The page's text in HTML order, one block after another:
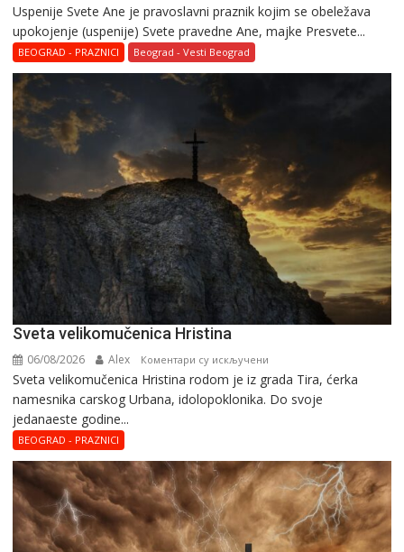
Uspenije Svete Ane je pravoslavni praznik kojim se obeležava
upokojenje (uspenije) Svete pravedne Ane, majke Presvete...
BEOGRAD - PRAZNICI Beograd - Vesti Beograd
Svеta vеlikоmučеnica Hristina
06/08/2026 Alex Коментари су искључени
Svеta
vеlikоmučеnica
Svеta vеlikоmučеnica Hristina rodom je iz grada Tira, ćerka
namesnika carskog Urbana, idolopoklonika. Dо svоје
јеdanaеstе gоdinе...
BEOGRAD - PRAZNICI